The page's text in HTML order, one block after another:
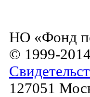
НО «Фонд
© 1999-
127051